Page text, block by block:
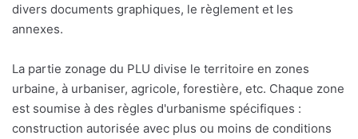
divers documents graphiques, le règlement et les
annexes.
La partie zonage du PLU divise le territoire en zones
urbaine, à urbaniser, agricole, forestière, etc. Chaque zone
est soumise à des règles d'urbanisme spécifiques :
construction autorisée avec plus ou moins de conditions